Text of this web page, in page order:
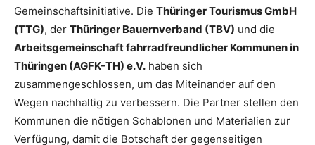
Gemeinschaftsinitiative. Die Thüringer Tourismus GmbH
(TTG), der Thüringer Bauernverband (TBV) und die
Arbeitsgemeinschaft fahrradfreundlicher Kommunen in
Thüringen (AGFK-TH) e.V. haben sich
zusammengeschlossen, um das Miteinander auf den
Wegen nachhaltig zu verbessern. Die Partner stellen den
Kommunen die nötigen Schablonen und Materialien zur
Verfügung, damit die Botschaft der gegenseitigen